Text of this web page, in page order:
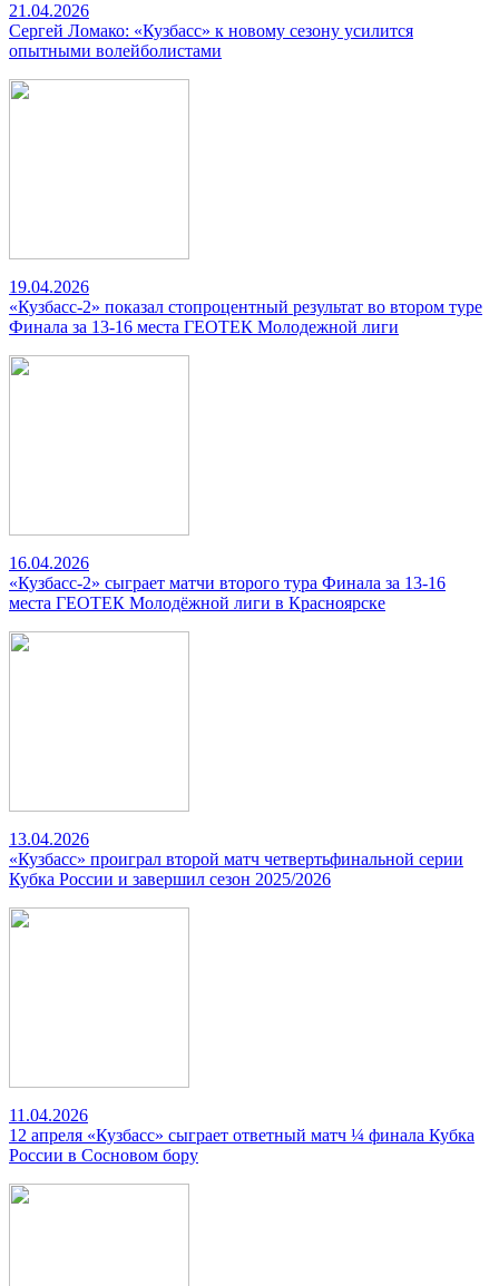
21.04.2026
Сергей Ломако: «Кузбасс» к новому сезону усилится
опытными волейболистами
19.04.2026
«Кузбасс-2» показал стопроцентный результат во втором туре
Финала за 13-16 места ГЕОТЕК Молодежной лиги
16.04.2026
«Кузбасс-2» сыграет матчи второго тура Финала за 13-16
места ГЕОТЕК Молодёжной лиги в Красноярске
13.04.2026
«Кузбасс» проиграл второй матч четвертьфинальной серии
Кубка России и завершил сезон 2025/2026
11.04.2026
12 апреля «Кузбасс» сыграет ответный матч ¼ финала Кубка
России в Сосновом бору